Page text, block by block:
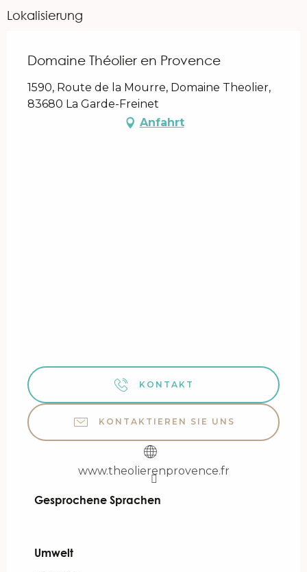
Lokalisierung
Domaine Théolier en Provence
1590, Route de la Mourre, Domaine Theolier,
83680 La Garde-Freinet
Anfahrt
KONTAKT
KONTAKTIEREN SIE UNS
www.theolierenprovence.fr
Gesprochene Sprachen
Gesprochene Sprachen
Umwelt
Umwelt